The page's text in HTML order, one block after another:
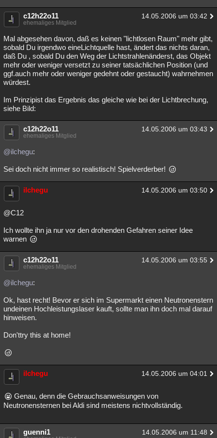
c12h22o11 14.05.2006 um 03:42
ehemaliges Mitglied
Mal abgesehen davon, daß es keinen "lichtlosen Raum" mehr gibt,
sobald Du irgendwo eineLichtquelle hast, ändert das nichts daran,
daß Du , sobald Du den Weg der Lichtstrahlenänderst, das Objekt
mehr oder weniger versetzt zu seiner tatsächlichen Position (und
ggf.auch mehr oder weniger gedehnt oder gestaucht) wahrnehmen
würdest.
Im Prinzipist das Ergebnis das gleiche wie bei der Lichtbrechung,
siehe Bild:
c12h22o11 14.05.2006 um 03:43
ehemaliges Mitglied
@ilchegu:
Sei doch nicht immer so realistisch! Spielverderber!
ilchegu 14.05.2006 um 03:50
@C12
Ich wollte ihn ja nur vor den drohenden Gefahren seiner Idee
warnen
c12h22o11 14.05.2006 um 03:55
ehemaliges Mitglied
@ilchegu:
Ok, hast recht! Bevor er sich im Supermarkt einen Neutronenstern
undeinen Hochleistungslaser kauft, sollte man ihn doch mal darauf
hinweisen.
Don'ttry this at home!
ilchegu 14.05.2006 um 04:01
Genau, denn die Gebrauchsanweisungen von
Neutronensternen bei Aldi sind meistens nichtvollständig.
guenni1 14.05.2006 um 11:48